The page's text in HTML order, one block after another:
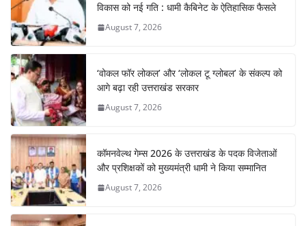
विकास को नई गति : धामी कैबिनेट के ऐतिहासिक फैसले
August 7, 2026
‘वोकल फॉर लोकल’ और ‘लोकल टू ग्लोबल’ के संकल्प को
आगे बढ़ा रही उत्तराखंड सरकार
August 7, 2026
कॉमनवेल्थ गेम्स 2026 के उत्तराखंड के पदक विजेताओं
और प्रशिक्षकों को मुख्यमंत्री धामी ने किया सम्मानित
August 7, 2026